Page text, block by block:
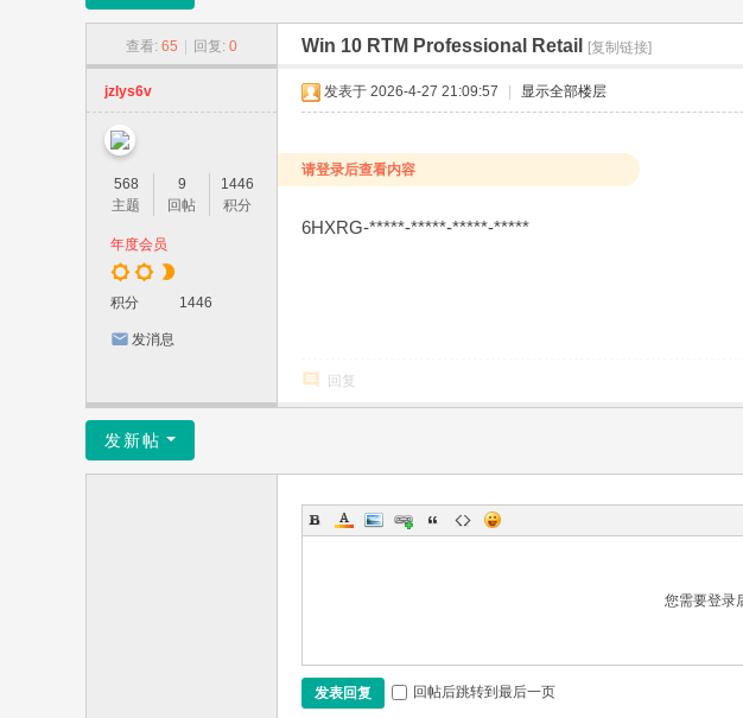
分
坛
查看: 65 回复: 0 Win 10 RTM Professional Retail [复制链接]
jzlys6v
568
主题
9
回帖
1446
积分
年度会员
积分 1446
发消息
发表于 2026-4-27 21:09:57 显示全部楼层
请登录后查看内容
6HXRG-*****-*****-*****-*****
回复
发新帖
您需要登录
发表回复 回帖后跳转到最后一页